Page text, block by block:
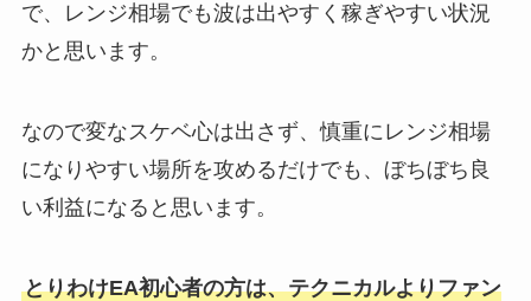
で、レンジ相場でも波は出やすく稼ぎやすい状況
かと思います。
なので変なスケベ心は出さず、慎重にレンジ相場
になりやすい場所を攻めるだけでも、ぼちぼち良
い利益になると思います。
とりわけEA初心者の方は、テクニカルよりファン